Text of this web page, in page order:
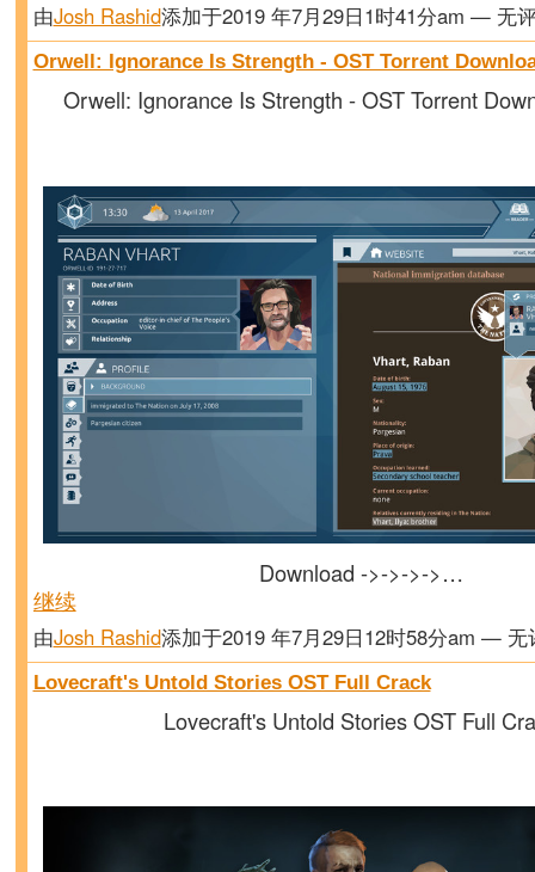
由Josh Rashid添加于2019 年7月29日1时41分am — 无
Orwell: Ignorance Is Strength - OST Torrent
Orwell: Ignorance Is Strength - OST Torrent
Download ->->->->…
继续
由Josh Rashid添加于2019 年7月29日12时58分am — 无
Lovecraft's Untold Stories OST Full Crack
Lovecraft's Untold Stories OST Full